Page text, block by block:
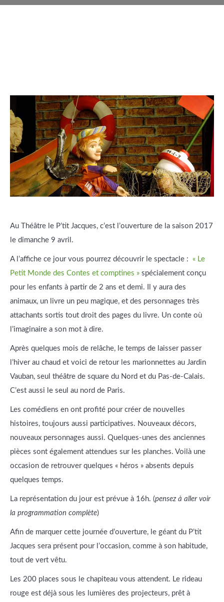
Au Théâtre le P’tit Jacques, c’est l’ouverture de la saison 2017
le dimanche 9 avril.
A l’affiche ce jour vous pourrez découvrir le spectacle : « Le
Petit Monde des Contes et comptines » spécialement conçu
pour les enfants à partir de 2 ans et demi. Il y aura des
animaux, un livre un peu magique, et des personnages très
attachants sortis tout droit des pages du livre. Un conte où
l’imaginaire a son mot à dire.
Après quelques mois de relâche, le temps de laisser passer
l’hiver au chaud et voici de retour les marionnettes au Jardin
Vauban, seul théâtre de square du Nord et du Pas-de-Calais.
C’est aussi le seul au nord de Paris.
Les comédiens en ont profité pour créer de nouvelles
histoires, toujours aussi participatives. Nouveaux décors,
nouveaux personnages aussi. Quelques-unes des anciennes
pièces sont également attendues sur les planches. Voilà une
occasion de retrouver quelques « héros » absents depuis
quelques temps.
La représentation du jour est prévue à 16h. (pensez à aller voir
la programmation complète)
Afin de marquer cette journée d’ouverture, le géant du P’tit
Jacques sera présent pour l’occasion, comme à son habitude,
tout de vert vêtu.
Les 200 places sous le chapiteau vous attendent. Le rideau
rouge est déjà sous les lumières des projecteurs, prêt à